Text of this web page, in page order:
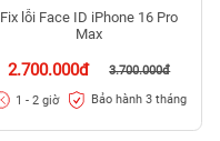
Fix lỗi Face ID iPhone 16 Pro
Max
2.700.000đ 3.700.000đ
1 - 2 giờ Bảo hành 3 tháng